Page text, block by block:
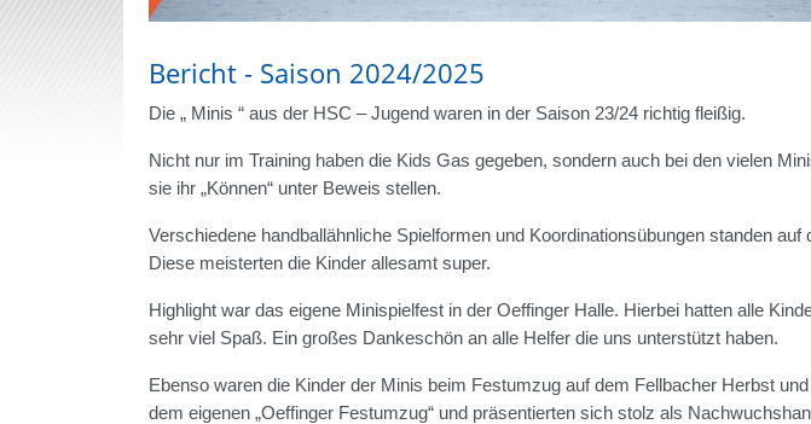
Bericht - Saison 2024/2025
Die „ Minis “ aus der HSC – Jugend waren in der Saison 23/24 richtig fleißig.
Nicht nur im Training haben die Kids Gas gegeben, sondern auch bei den vielen
sie ihr „Können“ unter Beweis stellen.
Verschiedene handballähnliche Spielformen und Koordinationsübungen standen auf
Diese meisterten die Kinder allesamt super.
Highlight war das eigene Minispielfest in der Oeffinger Halle. Hierbei hatten alle
sehr viel Spaß. Ein großes Dankeschön an alle Helfer die uns unterstützt haben.
Ebenso waren die Kinder der Minis beim Festumzug auf dem Fellbacher Herbst
dem eigenen „Oeffinger Festumzug“ und präsentierten sich stolz als